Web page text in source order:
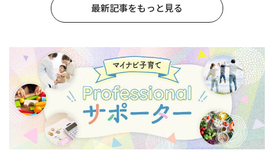
最新記事をもっと見る